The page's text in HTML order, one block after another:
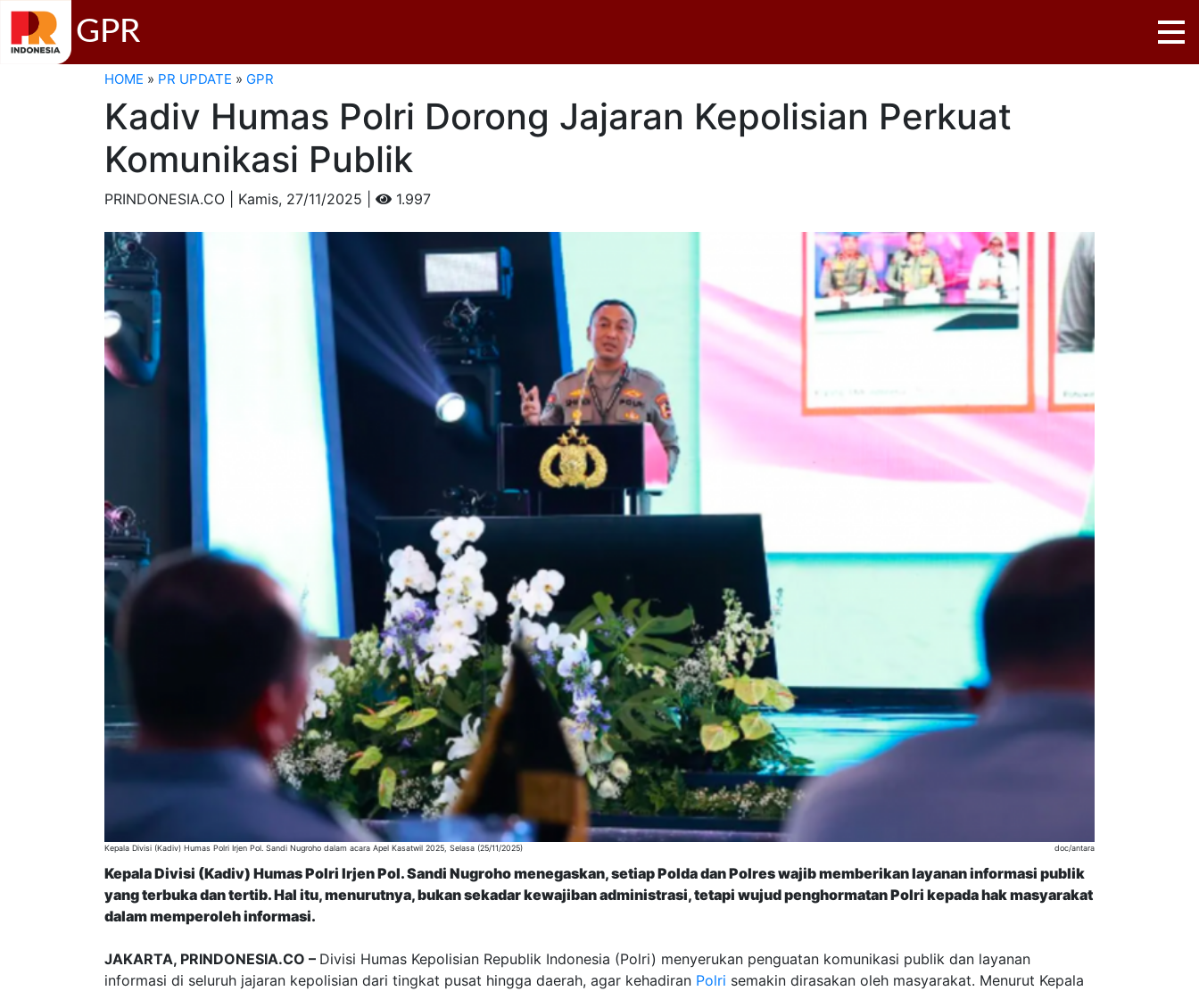
GPR
HOME » PR UPDATE » GPR
Kadiv Humas Polri Dorong Jajaran Kepolisian Perkuat
Komunikasi Publik
PRINDONESIA.CO | Kamis, 27/11/2025 | 1.997
Kepala Divisi (Kadiv) Humas Polri Irjen Pol. Sandi Nugroho dalam acara Apel Kasatwil 2025, Selasa (25/11/2025) doc/antara
Kepala Divisi (Kadiv) Humas Polri Irjen Pol. Sandi Nugroho menegaskan, setiap Polda dan Polres wajib memberikan layanan informasi publik
yang terbuka dan tertib. Hal itu, menurutnya, bukan sekadar kewajiban administrasi, tetapi wujud penghormatan Polri kepada hak masyarakat
dalam memperoleh informasi.
JAKARTA, PRINDONESIA.CO – Divisi Humas Kepolisian Republik Indonesia (Polri) menyerukan penguatan komunikasi publik dan layanan
informasi di seluruh jajaran kepolisian dari tingkat pusat hingga daerah, agar kehadiran Polri semakin dirasakan oleh masyarakat. Menurut Kepala